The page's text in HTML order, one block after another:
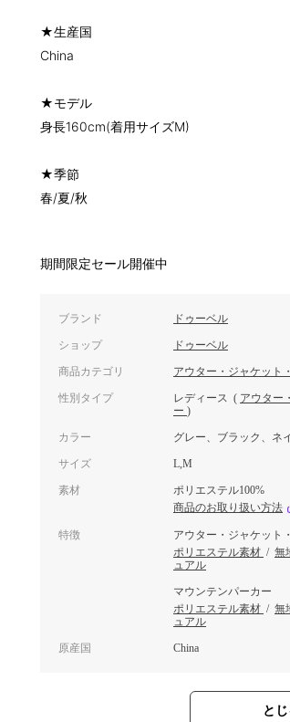
★生産国
China
★モデル
身長160cm(着用サイズM)
★季節
春/夏/秋
期間限定セール開催中
ブランド ドゥーベル
ショップ ドゥーベル
商品カテゴリ アウター・ジャケット
性別タイプ レディース ( アウター
ー )
カラー グレー、ブラック、ネ
サイズ L,M
素材
ポリエステル100%
商品のお取り扱い方法
特徴
アウター・ジャケット
ポリエステル素材 / 無
ュアル
マウンテンパーカー
ポリエステル素材 / 無
ュアル
原産国 China
と